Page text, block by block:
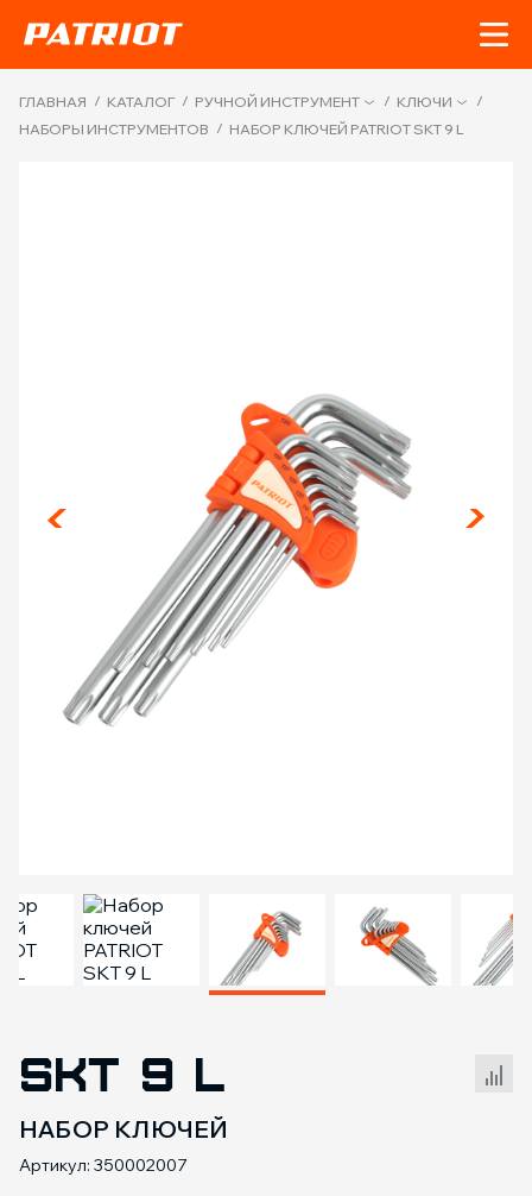
ГЛАВНАЯ / КАТАЛОГ / РУЧНОЙ ИНСТРУМЕНТ / КЛЮЧИ
/
НАБОРЫ ИНСТРУМЕНТОВ / НАБОР КЛЮЧЕЙ PATRIOT SKТ 9 L
SKТ 9 L
НАБОР КЛЮЧЕЙ
Артикул: 350002007